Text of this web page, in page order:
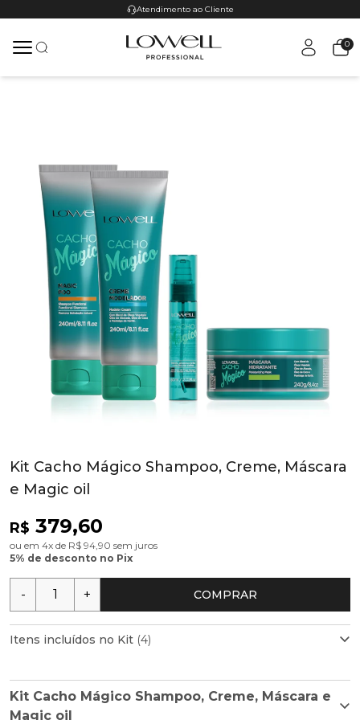
Atendimento ao Cliente
0
Kit Cacho Mágico Shampoo, Creme, Máscara
e Magic oil
R$ 379,60
ou em 4x de R$ 94,90 sem juros
5% de desconto no Pix
- + COMPRAR
Itens incluídos no Kit (4)
Shampoo Funcional Cacho Mágico 240ml
Kit Cacho Mágico Shampoo, Creme, Máscara e
Magic oil